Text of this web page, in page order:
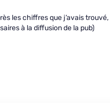
les chiffres que j’avais trouvé,
à la diffusion de la pub)